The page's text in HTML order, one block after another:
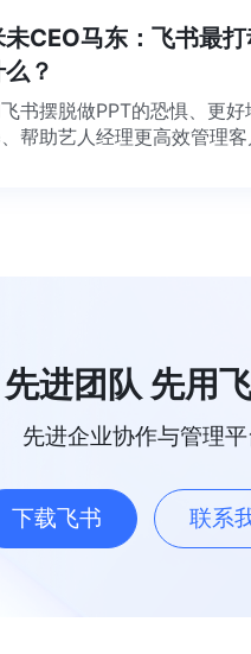
米未CEO马东：飞书最
什么？
用飞书摆脱做PPT的恐惧、更
暴、帮助艺人经理更高效管理
先进团队 先用
先进企业协作与管理平
下载飞书 联系